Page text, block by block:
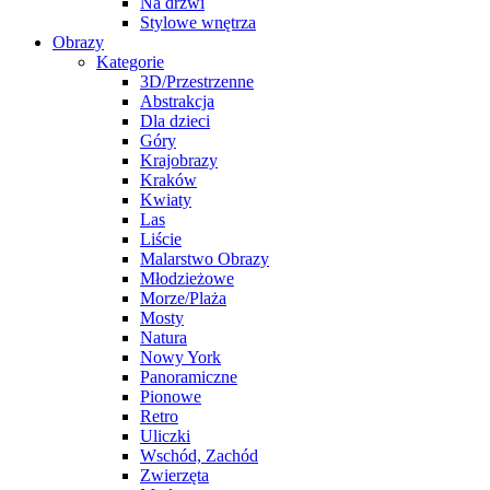
Stylowe wnętrza
Obrazy
Kategorie
3D/Przestrzenne
Abstrakcja
Dla dzieci
Góry
Krajobrazy
Kraków
Kwiaty
Las
Liście
Malarstwo Obrazy
Młodzieżowe
Morze/Plaża
Mosty
Natura
Nowy York
Panoramiczne
Pionowe
Retro
Uliczki
Wschód, Zachód
Zwierzęta